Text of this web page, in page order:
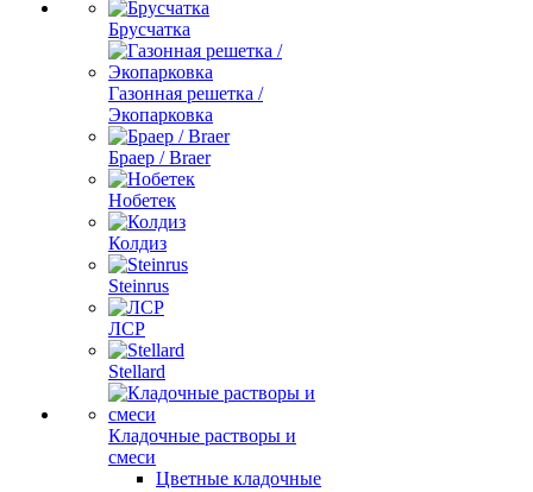
Брусчатка
Газонная решетка /
Экопарковка
Браер / Braer
Нобетек
Колдиз
Steinrus
ЛСР
Stellard
Кладочные растворы и
смеси
Цветные кладочные